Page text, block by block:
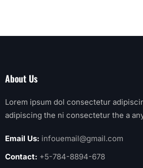
About Us
Lorem ipsum dol consectetur
adipiscing the ni consectetur the a
Email Us: infouemail@gmail.com
Contact: +5-784-8894-678